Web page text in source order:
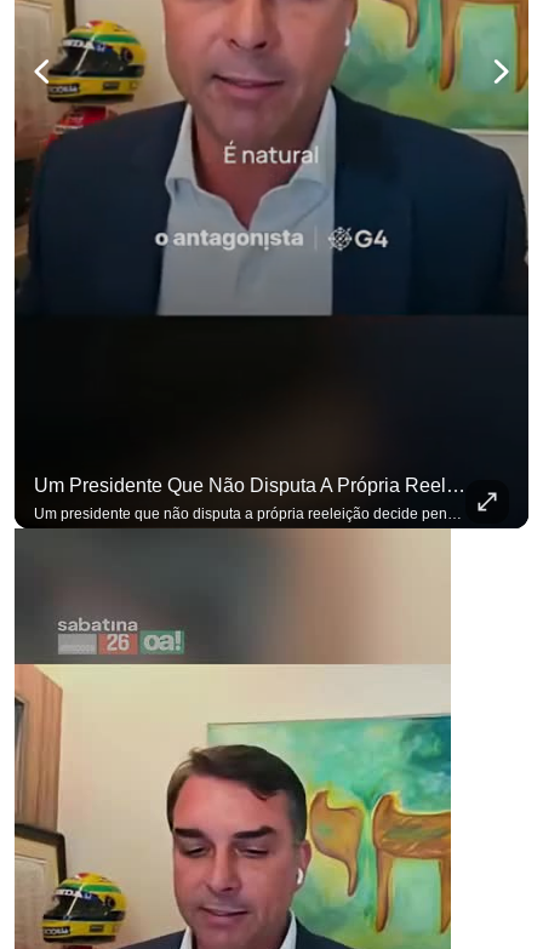
Um Presidente Que Não Disputa A Própria Reeleição Decide Pensando Em Quem Vem Depois.